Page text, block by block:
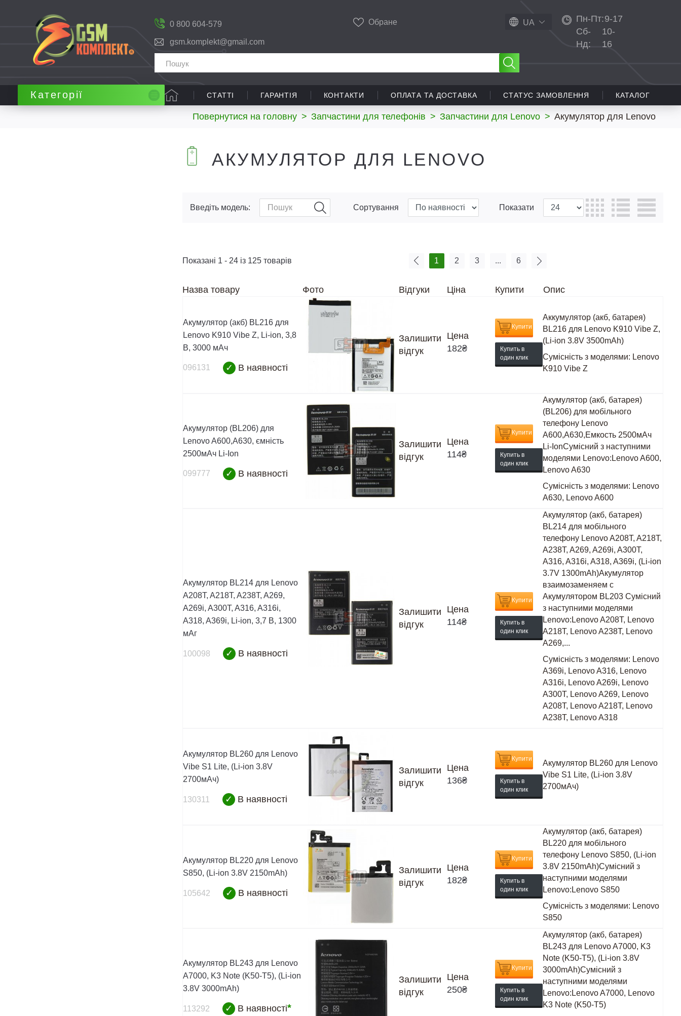
0 800 604-579
gsm.komplekt@gmail.com
Обране UA Пн-Пт:9-17
Сб-
Нд:
10-
16
СТАТТІ ГАРАНТІЯ КОНТАКТИ ОПЛАТА ТА ДОСТАВКА СТАТУС ЗАМОВЛЕННЯ КАТАЛОГ
Повернутися на головну > Запчастини для телефонів > Запчастини для Lenovo > Акумулятор для Lenovo
Категорії
АКУМУЛЯТОР ДЛЯ LENOVO
Введіть модель: Сортування Показати
1 2 3 ... 6
Показані 1 - 24 із 125 товарів
Назва товару Фото Відгуки Ціна Купити Опис
Акумулятор (акб) BL216 для
Lenovo K910 Vibe Z, Li-ion, 3,8
В, 3000 мАч
096131 ✓ В наявності
Залишити
відгук
Цена
182₴
Купити
Купить в
один клик
Аккумулятор (акб, батарея)
BL216 для Lenovo K910 Vibe Z,
(Li-ion 3.8V 3500mAh)
Сумісність з моделями: Lenovo
K910 Vibe Z
Акумулятор (BL206) для
Lenovo A600,A630, ємність
2500мАч Li-Ion
099777 ✓ В наявності
Залишити
відгук
Цена
114₴
Купити
Купить в
один клик
Акумулятор (акб, батарея)
(BL206) для мобільного
телефону Lenovo
A600,A630,Емкость 2500мАч
Li-IonСумісний з наступними
моделями Lenovo:Lenovo A600,
Lenovo A630
Сумісність з моделями: Lenovo
A630, Lenovo A600
Акумулятор BL214 для Lenovo
A208T, A218T, A238T, A269,
A269i, A300T, A316, A316i,
A318, A369i, Li-ion, 3,7 В, 1300
мАг
100098 ✓ В наявності
Залишити
відгук
Цена
114₴
Купити
Купить в
один клик
Акумулятор (акб, батарея)
BL214 для мобільного
телефону Lenovo A208T, A218T,
A238T, A269, A269i, A300T,
A316, A316i, A318, A369i, (Li-ion
3.7V 1300mAh)Акумулятор
взаимозаменяем с
Акумулятором BL203 Сумісний
з наступними моделями
Lenovo:Lenovo A208T, Lenovo
A218T, Lenovo A238T, Lenovo
A269,...
Сумісність з моделями: Lenovo
A369i, Lenovo A316, Lenovo
A316i, Lenovo A269i, Lenovo
A300T, Lenovo A269, Lenovo
A208T, Lenovo A218T, Lenovo
A238T, Lenovo A318
Акумулятор BL260 для Lenovo
Vibe S1 Lite, (Li-ion 3.8V
2700мАч)
130311 ✓ В наявності
Залишити
відгук
Цена
136₴
Купити
Купить в
один клик
Акумулятор BL260 для Lenovo
Vibe S1 Lite, (Li-ion 3.8V
2700мАч)
Акумулятор BL220 для Lenovo
S850, (Li-ion 3.8V 2150mAh)
105642 ✓ В наявності
Залишити
відгук
Цена
182₴
Купити
Купить в
один клик
Акумулятор (акб, батарея)
BL220 для мобільного
телефону Lenovo S850, (Li-ion
3.8V 2150mAh)Сумісний з
наступними моделями
Lenovo:Lenovo S850
Сумісність з моделями: Lenovo
S850
Акумулятор BL243 для Lenovo
A7000, K3 Note (K50-T5), (Li-ion
3.8V 3000mAh)
113292 ✓ В наявності*
Залишити
відгук
Цена
250₴
Купити
Купить в
один клик
Акумулятор (акб, батарея)
BL243 для Lenovo A7000, K3
Note (K50-T5), (Li-ion 3.8V
3000mAh)Сумісний з
наступними моделями
Lenovo:Lenovo A7000, Lenovo
K3 Note (K50-T5)